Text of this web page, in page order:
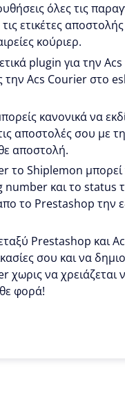
όλες τις
ετικέτες
κούριερ.
plugin για την
Acs Courier στο
κανονικά να
αποστολές σου με
αποστολή.
το Shiplemon
και το status
το Prestashop την
Prestashop και
σου και να
χωρις να χρειάζεται
φορά!